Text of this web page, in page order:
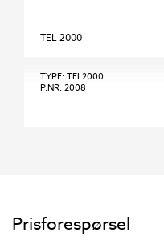
TEL 2000
TYPE: TEL2000
P.NR: 2008
Prisforespørsel